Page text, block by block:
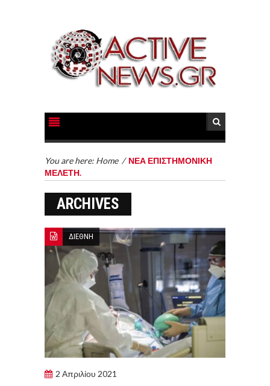
You are here: Home / ΝΕΑ ΕΠΙΣΤΗΜΟΝΙΚΗ
ΜΕΛΕΤΗ.
ARCHIVES
ΔΙΕΘΝΗ
2 Απριλίου 2021